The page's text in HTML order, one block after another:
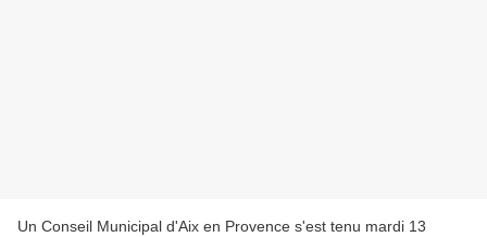
Un Conseil Municipal d'Aix en Provence s'est tenu mardi 13